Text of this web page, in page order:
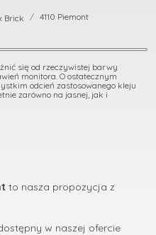
Brick 4110 Piemont
się od rzeczywistej barwy
monitora. O ostatecznym
odcień zastosowanego kleju
zarówno na jasnej, jak i
to nasza propozycja z
w naszej ofercie